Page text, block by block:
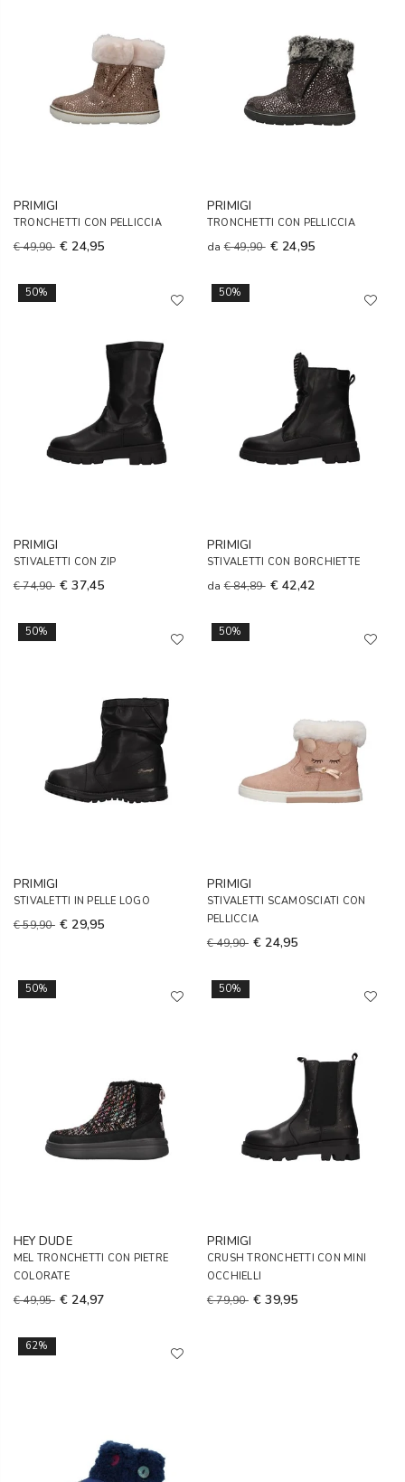
PRIMIGI
TRONCHETTI CON PELLICCIA
€ 49,90 € 24,95
PRIMIGI
TRONCHETTI CON PELLICCIA
da€ 49,90 € 24,95
50%
PRIMIGI
STIVALETTI CON ZIP
€ 74,90 € 37,45
50%
PRIMIGI
STIVALETTI CON BORCHIETTE
da€ 84,89 € 42,42
50%
PRIMIGI
STIVALETTI IN PELLE LOGO
€ 59,90 € 29,95
50%
PRIMIGI
STIVALETTI SCAMOSCIATI CON
PELLICCIA
€ 49,90 € 24,95
50%
HEY DUDE
MEL TRONCHETTI CON PIETRE
COLORATE
€ 49,95 € 24,97
50%
PRIMIGI
CRUSH TRONCHETTI CON MINI
OCCHIELLI
€ 79,90 € 39,95
62%